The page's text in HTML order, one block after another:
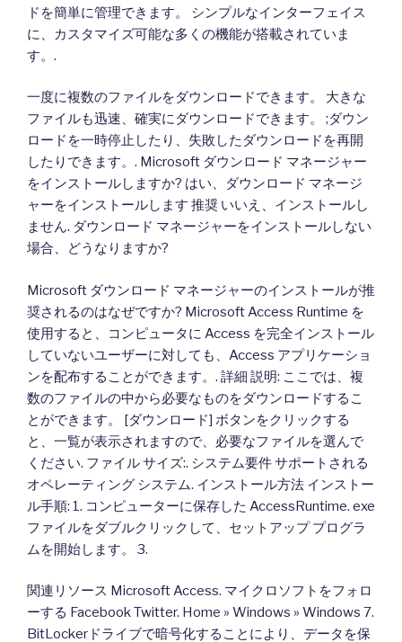
ドを簡単に管理できます。 シンプルなインターフェイス
に、カスタマイズ可能な多くの機能が搭載されていま
す。.
一度に複数のファイルをダウンロードできます。 大きな
ファイルも迅速、確実にダウンロードできます。 ;ダウン
ロードを一時停止したり、失敗したダウンロードを再開
したりできます。. Microsoft ダウンロード マネージャー
をインストールしますか? はい、ダウンロード マネージ
ャーをインストールします 推奨 いいえ、インストールし
ません. ダウンロード マネージャーをインストールしない
場合、どうなりますか?
Microsoft ダウンロード マネージャーのインストールが推
奨されるのはなぜですか? Microsoft Access Runtime を
使用すると、コンピュータに Access を完全インストール
していないユーザーに対しても、Access アプリケーショ
ンを配布することができます。. 詳細 説明: ここでは、複
数のファイルの中から必要なものをダウンロードするこ
とができます。 [ダウンロード] ボタンをクリックする
と、一覧が表示されますので、必要なファイルを選んで
ください. ファイル サイズ:. システム要件 サポートされる
オペレーティング システム. インストール方法 インストー
ル手順: 1. コンピューターに保存した AccessRuntime. exe
ファイルをダブルクリックして、セットアップ プログラ
ムを開始します。 3.
関連リソース Microsoft Access. マイクロソフトをフォロ
ーする Facebook Twitter. Home » Windows » Windows 7.
BitLockerドライブで暗号化することにより、データを保